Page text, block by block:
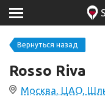
Вернуться назад
Rosso Riva
Москва, ЦАО,